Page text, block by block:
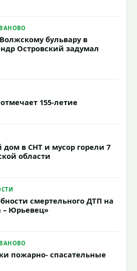
бульвару в
Островский задумал
155-летие
дом в СНТ и мусор горели 7
области
смертельного ДТП на
– Юрьевец»
пожарно- спасательные